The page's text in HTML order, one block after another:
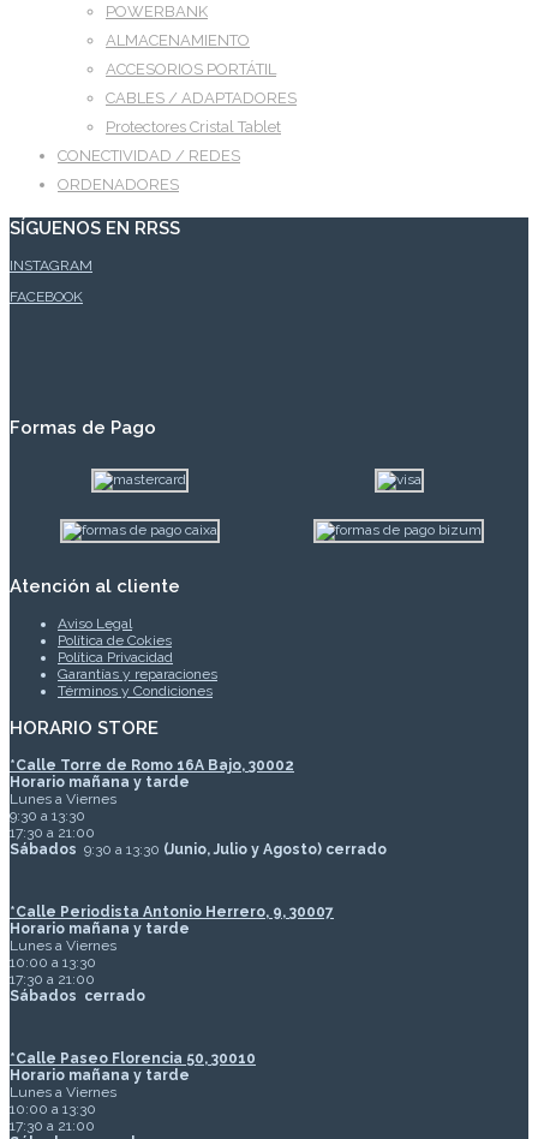
POWERBANK
ALMACENAMIENTO
ACCESORIOS PORTÁTIL
CABLES / ADAPTADORES
Protectores Cristal Tablet
CONECTIVIDAD / REDES
ORDENADORES
SÍGUENOS EN RRSS
INSTAGRAM
FACEBOOK
Formas de Pago
Atención al cliente
Aviso Legal
Política de Cokies
Política Privacidad
Garantías y reparaciones
Términos y Condiciones
HORARIO STORE
*Calle Torre de Romo 16A Bajo, 30002
Horario mañana y tarde
Lunes a Viernes
9:30 a 13:30
17:30 a 21:00
Sábados 9:30 a 13:30 (Junio, Julio y Agosto) cerrado
*Calle Periodista Antonio Herrero, 9, 30007
Horario mañana y tarde
Lunes a Viernes
10:00 a 13:30
17:30 a 21:00
Sábados cerrado
*Calle Paseo Florencia 50, 30010
Horario mañana y tarde
Lunes a Viernes
10:00 a 13:30
17:30 a 21:00